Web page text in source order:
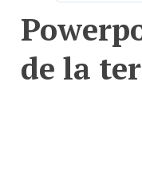
de la